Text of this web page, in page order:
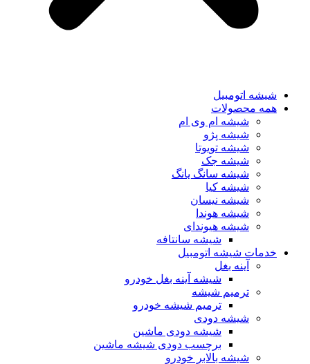
شیشه اتومبیل
همه محصولات
شیشه ام وی ام
شیشه پژو
شیشه تویوتا
شیشه جک
شیشه سانگ یانگ
شیشه کیا
شیشه نیسان
شیشه هوندا
شیشه هیوندای
شیشه سانتافه
خدمات شیشه اتومبیل
آینه بغل
شیشه آینه بغل خودرو
ترمیم شیشه
ترمیم شیشه خودرو
شیشه دودی
شیشه دودی ماشین
برچسب دودی شیشه ماشین
شیشه بالابر خودرو